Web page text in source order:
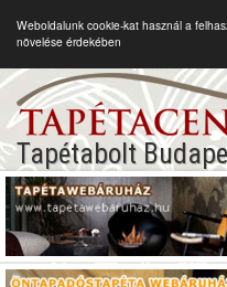
Weboldalunk cookie-kat használ a
növelése érdekében
Tapétabolt